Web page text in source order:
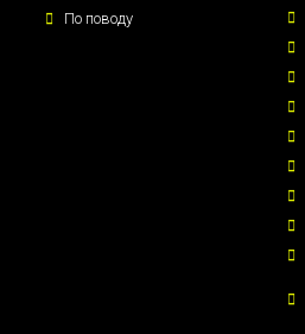
По поводу